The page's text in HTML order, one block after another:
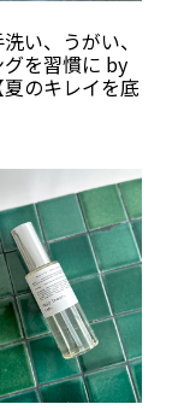
い、うがい、
を習慣に by
のキレイを底